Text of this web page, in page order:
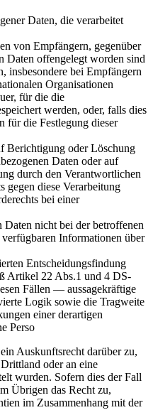
Daten, die verarbeitet
von Empfängern, gegenüber
Daten offengelegt worden sind
insbesondere bei Empfängern
Organisationen
für die die
werden, oder, falls dies
für die Festlegung dieser
Berichtigung oder Löschung
Daten oder auf
durch den Verantwortlichen
gegen diese Verarbeitung
bei einer
Daten nicht bei der betroffenen
Informationen über
Entscheidungsfindung
Artikel 22 Abs.1 und 4 DS-
Fällen — aussagekräftige
Logik sowie die Tragweite
einer derartigen
Perso
Auskunftsrecht darüber zu,
oder an eine
wurden. Sofern dies der Fall
Übrigen das Recht zu,
im Zusammenhang mit der